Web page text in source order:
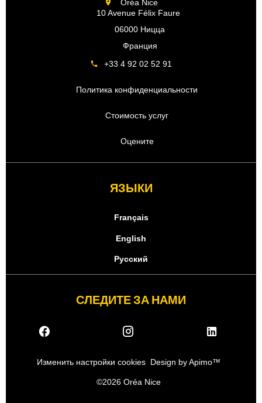
Oréa Nice
10 Avenue Félix Faure
06000 Ницца
Франция
+33 4 92 02 52 91
Политика конфиденциальности
Стоимость услуг
Оцените
ЯЗЫКИ
Français
English
Русский
СЛЕДИТЕ ЗА НАМИ
Изменить настройки cookies Design byApimo™
©2026 Oréa Nice